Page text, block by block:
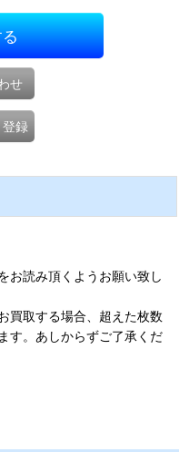
せ
登録
お読み頂くようお願い致し
買取する場合、超えた枚数
す。あしからずご了承くだ